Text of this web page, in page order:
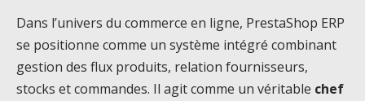
Dans l’univers du commerce en ligne, PrestaShop ERP
se positionne comme un système intégré combinant
gestion des flux produits, relation fournisseurs,
stocks et commandes. Il agit comme un véritable chef